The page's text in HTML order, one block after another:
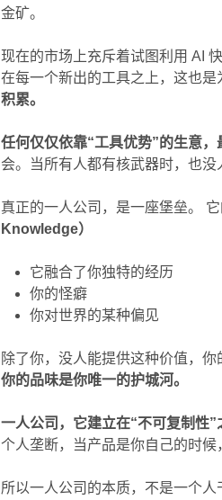
金矿。
现在的市场上充斥着试图利用 AI
在每一个新出的工具之上，这也
积累。
任何仅仅依靠“工具优势”的生意，
会。当所有人都有核武器时，也没
真正的一人公司，是一座堡垒。
Knowledge）
它融合了你独特的经历
你的怪癖
你对世界的某种偏见
除了你，没人能提供这种价值，
你的品味是你唯一的护城河。
一人公司，它建立在“不可复制性”
个人垄断，当产品是你自己的时候
所以一人公司的本质，不是一个